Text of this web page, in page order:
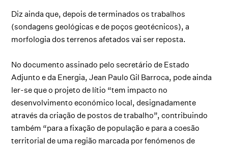
Diz ainda que, depois de terminados os trabalhos
(sondagens geológicas e de poços geotécnicos), a
morfologia dos terrenos afetados vai ser reposta.
No documento assinado pelo secretário de Estado
Adjunto e da Energia, Jean Paulo Gil Barroca, pode ainda
ler-se que o projeto de lítio “tem impacto no
desenvolvimento económico local, designadamente
através da criação de postos de trabalho”, contribuindo
também “para a fixação de população e para a coesão
territorial de uma região marcada por fenómenos de